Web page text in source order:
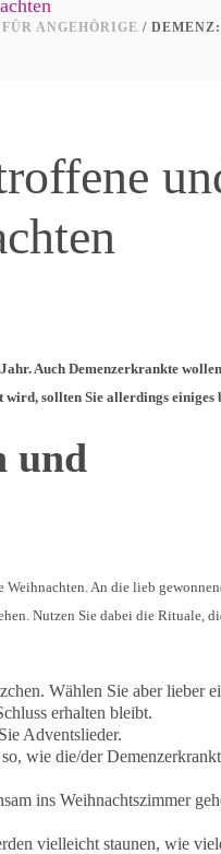
ANGEHÖRIGE /
Auch Demenzerkrankte
wird, sollten Sie allerdings einiges
und
An die lieb
Nutzen Sie dabei die Rituale,
Wählen Sie aber lieber
erhalten bleibt.
Adventslieder.
wie die/der
ins Weihnachtszimmer
vielleicht staunen, wie